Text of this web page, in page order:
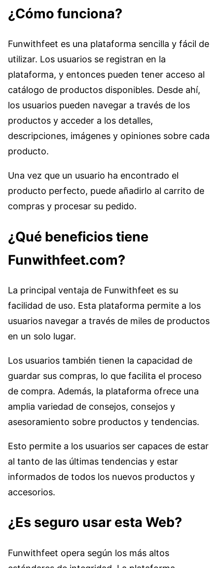
¿Cómo funciona?
Funwithfeet es una plataforma sencilla y fácil de
utilizar. Los usuarios se registran en la
plataforma, y entonces pueden tener acceso al
catálogo de productos disponibles. Desde ahí,
los usuarios pueden navegar a través de los
productos y acceder a los detalles,
descripciones, imágenes y opiniones sobre cada
producto.
Una vez que un usuario ha encontrado el
producto perfecto, puede añadirlo al carrito de
compras y procesar su pedido.
¿Qué beneficios tiene
Funwithfeet.com?
La principal ventaja de Funwithfeet es su
facilidad de uso. Esta plataforma permite a los
usuarios navegar a través de miles de productos
en un solo lugar.
Los usuarios también tienen la capacidad de
guardar sus compras, lo que facilita el proceso
de compra. Además, la plataforma ofrece una
amplia variedad de consejos, consejos y
asesoramiento sobre productos y tendencias.
Esto permite a los usuarios ser capaces de estar
al tanto de las últimas tendencias y estar
informados de todos los nuevos productos y
accesorios.
¿Es seguro usar esta Web?
Funwithfeet opera según los más altos